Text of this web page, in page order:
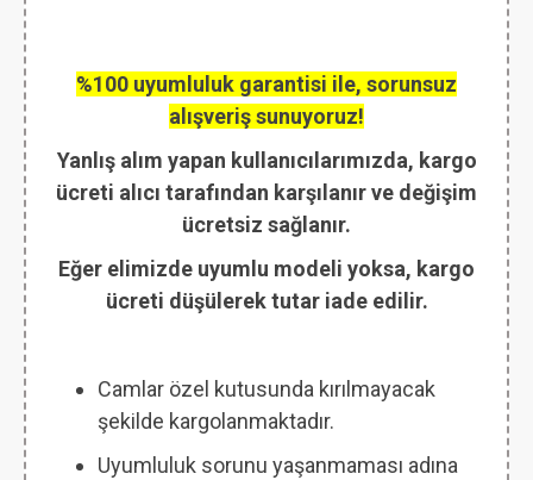
%100 uyumluluk garantisi ile, sorunsuz
alışveriş sunuyoruz!
Yanlış alım yapan kullanıcılarımızda, kargo
ücreti alıcı tarafından karşılanır ve değişim
ücretsiz sağlanır.
Eğer elimizde uyumlu modeli yoksa, kargo
ücreti düşülerek tutar iade edilir.
Camlar özel kutusunda kırılmayacak
şekilde kargolanmaktadır.
Uyumluluk sorunu yaşanmaması adına